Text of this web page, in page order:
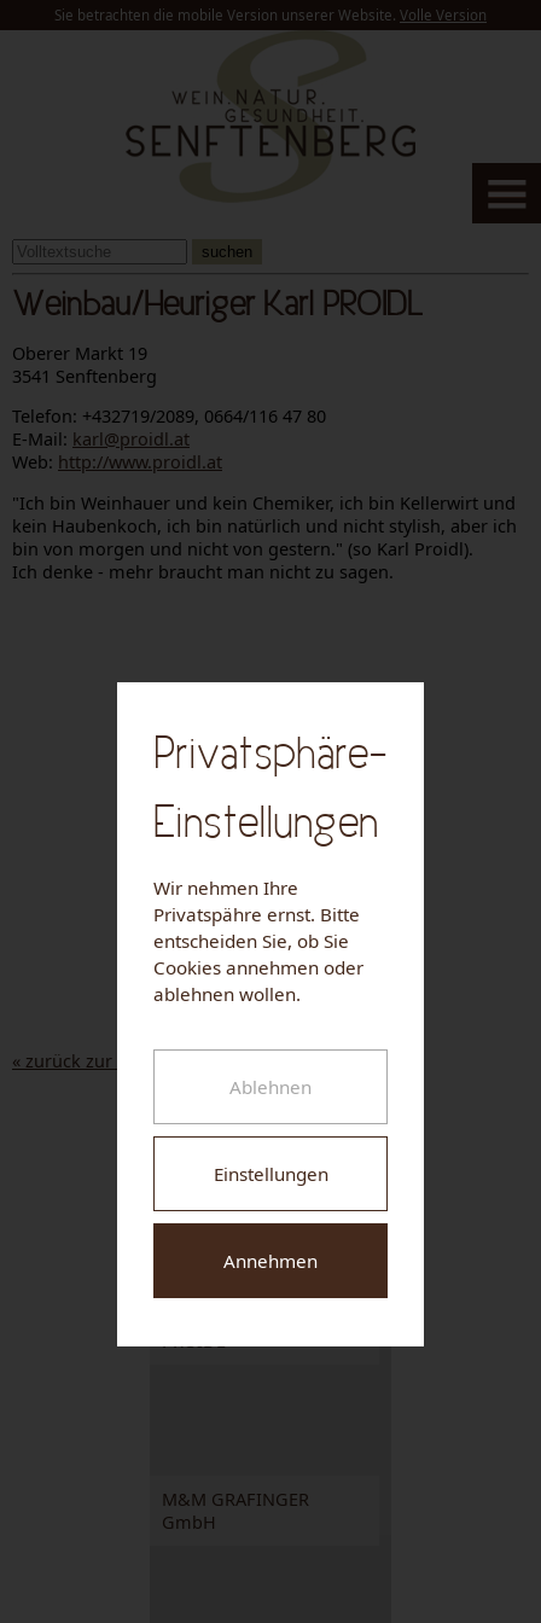
Sie betrachten die mobile Version unserer Website. Volle Version
suchen
Weinbau/Heuriger Karl PROIDL
Oberer Markt 19
3541 Senftenberg
Telefon: +432719/2089, 0664/116 47 80
E-Mail: karl@proidl.at
Web: http://www.proidl.at
"Ich bin Weinhauer und kein Chemiker, ich bin Kellerwirt und
kein Haubenkoch, ich bin natürlich und nicht stylish, aber ich
bin von morgen und nicht von gestern." (so Karl Proidl).
Ich denke - mehr braucht man nicht zu sagen.
« zurück zur Liste
NUHR MEDICAL CENTER
PROIDL
M&M GRAFINGER
GmbH
Privatsphäre-
Einstellungen
Wir nehmen Ihre
Privatspähre ernst. Bitte
entscheiden Sie, ob Sie
Cookies annehmen oder
ablehnen wollen.
Ablehnen
Einstellungen
Annehmen